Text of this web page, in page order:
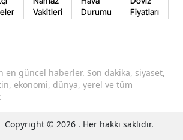
Vakitleri
Durumu
Fiyatları
en güncel haberler. Son dakika, siyaset,
ekonomi, dünya, yerel ve tüm
Copyright © 2026 . Her hakkı saklıdır.